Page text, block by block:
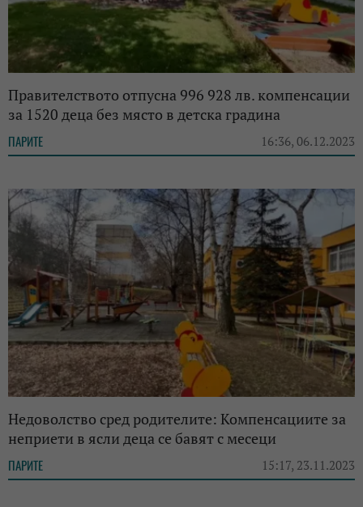
Правителството отпусна 996 928 лв. компенсации
за 1520 деца без място в детска градина
ПАРИТЕ 16:36, 06.12.2023
Недоволство сред родителите: Компенсациите за
неприети в ясли деца се бавят с месеци
ПАРИТЕ 15:17, 23.11.2023